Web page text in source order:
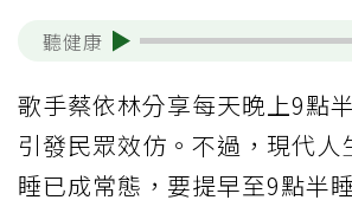
聽健康
歌手蔡依林分享每天晚上9點
引發民眾效仿。不過，現代人
睡已成常態，要提早至9點半